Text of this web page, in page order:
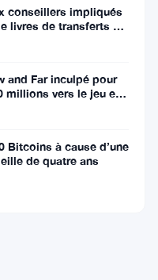
conseillers impliqués
livres de transferts de
and Far inculpé pour
millions vers le jeu et
Bitcoins à cause d’une
de quatre ans